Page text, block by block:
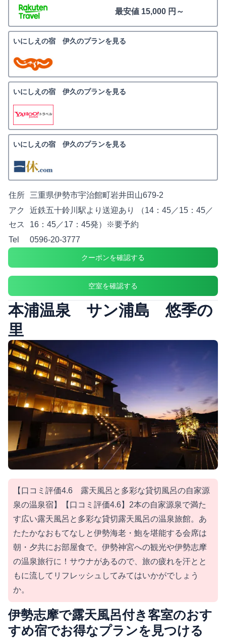
最安値 15,000 円～
いにしえの宿 伊久のプランを見る
いにしえの宿 伊久のプランを見る
いにしえの宿 伊久のプランを見る
住所
三重県伊勢市宇治館町岩井田山679-2
アク
セス
近鉄五十鈴川駅より送迎あり （14：45／15：45／
16：45／17：45発）※要予約
Tel
0596-20-3777
クーポンを確認する
空室を確認する
本浦温泉 サン浦島 悠季の
里
【口コミ評価4.6 露天風呂と多彩な貸切風呂の自家源
泉の温泉宿】【口コミ評価4.6】2本の自家源泉で満た
す広い露天風呂と多彩な貸切露天風呂の温泉旅館。あ
たたかなおもてなしと伊勢海老・鮑を堪能する会席は
朝・夕共にお部屋食で。伊勢神宮への観光や伊勢志摩
の温泉旅行に！サウナがあるので、旅の疲れを汗とと
もに流してリフレッシュしてみてはいかがでしょう
か。
伊勢志摩で露天風呂付き客室のおす
すめ宿でお得なプランを見つける